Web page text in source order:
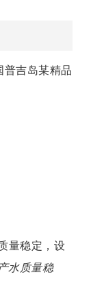
普吉岛某精品
量稳定，设
水质量稳